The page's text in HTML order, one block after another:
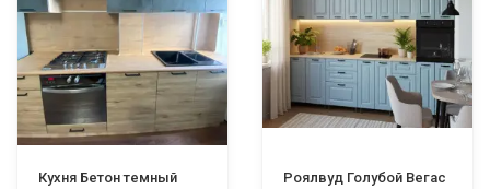
Кухня Бетон темный
Роялвуд Голубой Вегас